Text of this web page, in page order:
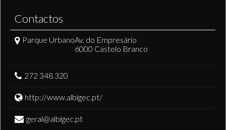
Contactos
Parque UrbanoAv. do Empresário
6000 Castelo Branco
272 348 320
http://www.albigec.pt/
geral@albigec.pt